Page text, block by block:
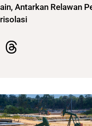
Antarkan Relawan